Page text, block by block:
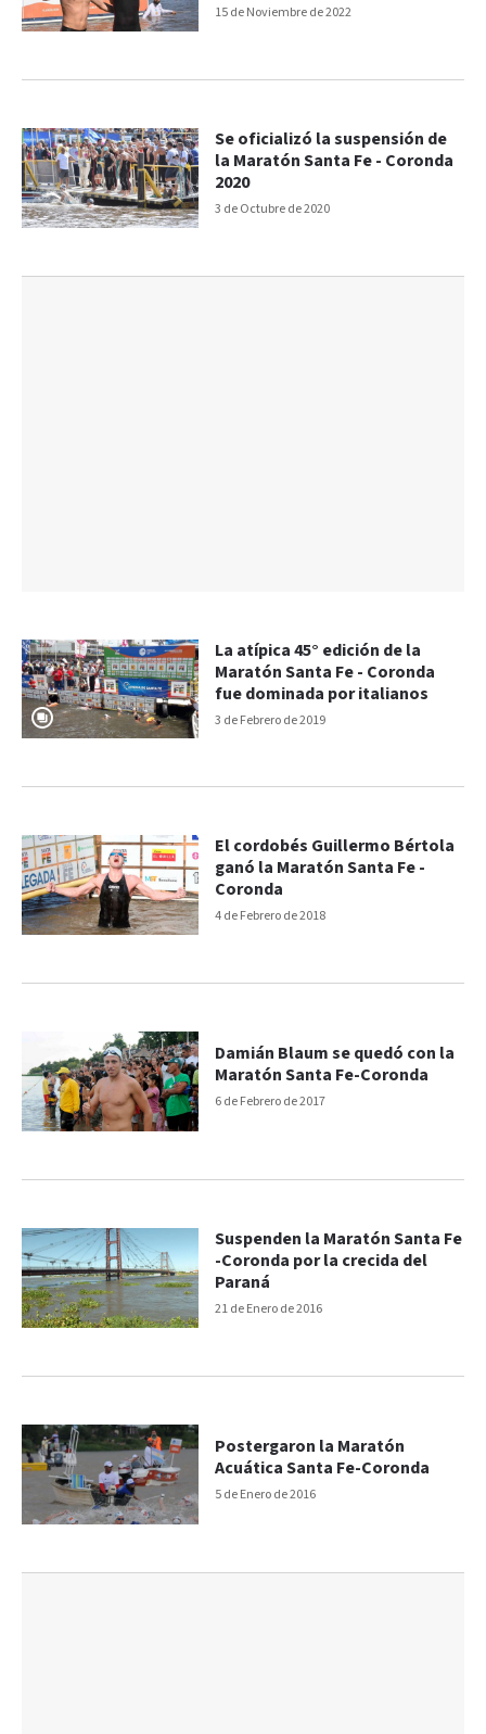
15 de Noviembre de 2022
3 de Octubre de 2020
Se oficializó la suspensión de
la Maratón Santa Fe - Coronda
2020
3 de Febrero de 2019
La atípica 45° edición de la
Maratón Santa Fe - Coronda
fue dominada por italianos
4 de Febrero de 2018
El cordobés Guillermo Bértola
ganó la Maratón Santa Fe -
Coronda
6 de Febrero de 2017
Damián Blaum se quedó con la
Maratón Santa Fe-Coronda
21 de Enero de 2016
Suspenden la Maratón Santa Fe
-Coronda por la crecida del
Paraná
5 de Enero de 2016
Postergaron la Maratón
Acuática Santa Fe-Coronda